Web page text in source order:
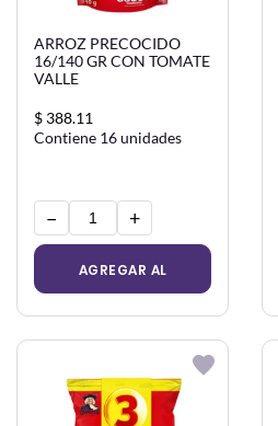
ARROZ PRECOCIDO
16/140 GR CON TOMATE
VALLE
$ 388.11
Contiene 16 unidades
− +
AGREGAR AL
CARRITO